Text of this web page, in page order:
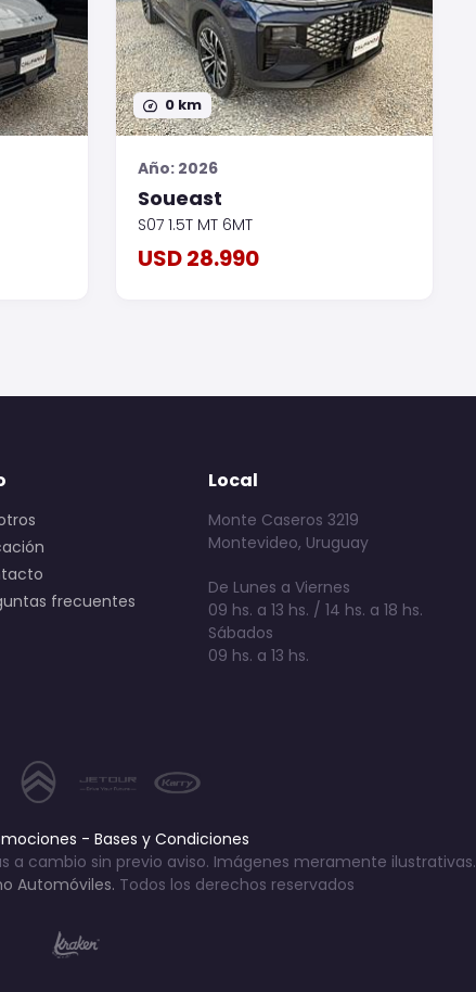
0 km
Año: 2026
Soueast
S07 1.5T MT 6MT
USD 28.990
frecuentes
Local
Monte Caseros 3219
Montevideo, Uruguay
De Lunes a Viernes
09 hs. a 13 hs. / 14 hs. a 18 hs.
Sábados
09 hs. a 13 hs.
- Bases y Condiciones
a cambio sin previo aviso. Imágenes meramente ilustrativas.
Automóviles. Todos los derechos reservados